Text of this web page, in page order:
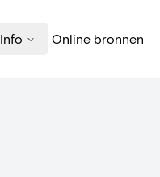
Info Online bronnen